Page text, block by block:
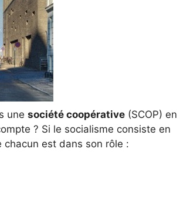
une société coopérative (SCOP) en
? Si le socialisme consiste en
chacun est dans son rôle :